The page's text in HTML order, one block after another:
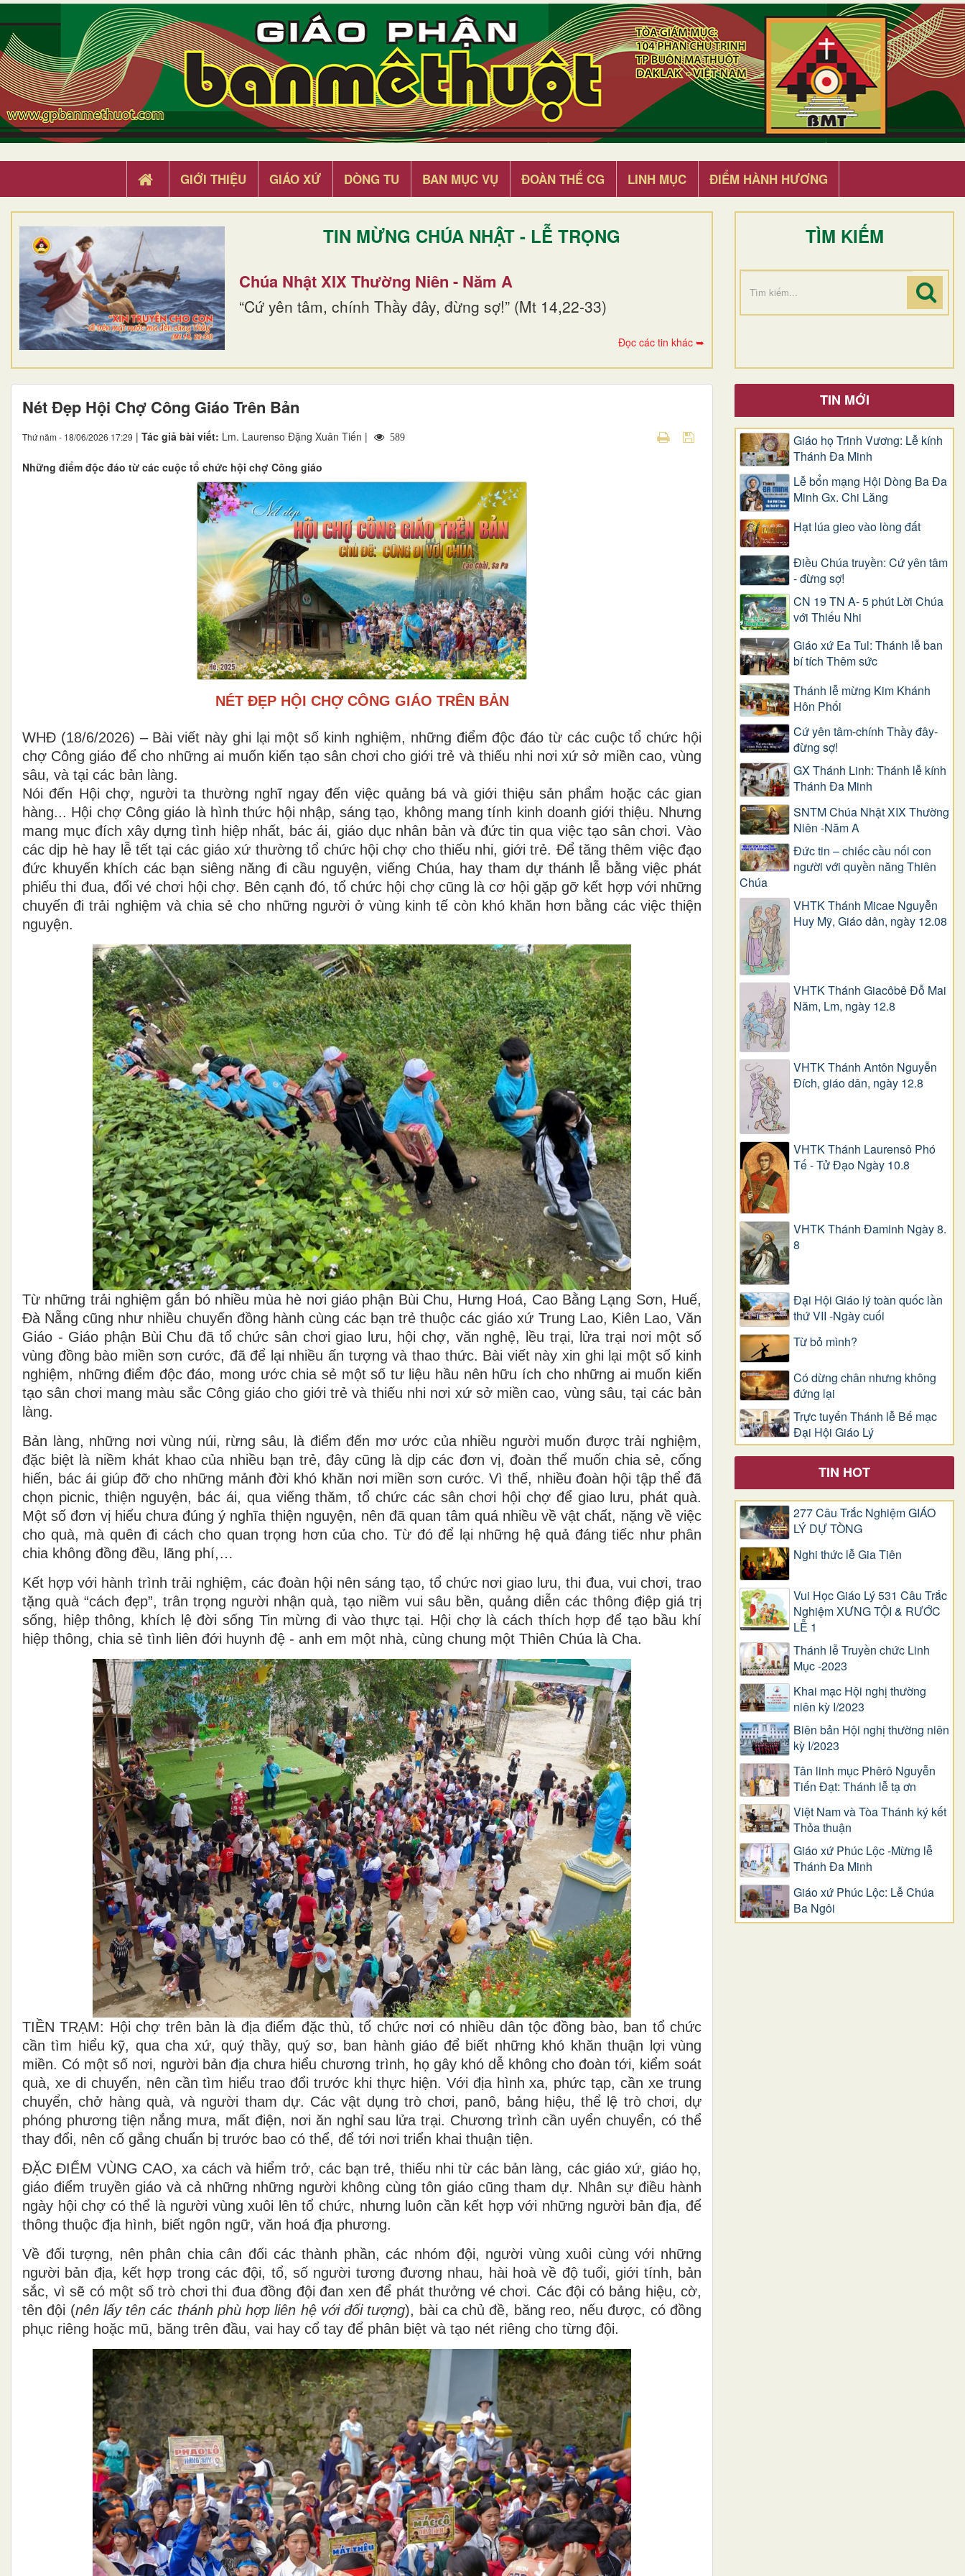
GIỚI THIỆU GIÁO XỨ DÒNG TU BAN MỤC VỤ ĐOÀN THỂ CG LINH MỤC ĐIỂM HÀNH HƯƠNG
TIN MỪNG CHÚA NHẬT - LỄ TRỌNG
Chúa Nhật XIX Thường Niên - Năm A
“Cứ yên tâm, chính Thầy đây, đừng sợ!” (Mt 14,22-33)
Đọc các tin khác ➥
TÌM KIẾM
Nét Đẹp Hội Chợ Công Giáo Trên Bản
Thứ năm - 18/06/2026 17:29 | Tác giả bài viết: Lm. Laurenso Đặng Xuân Tiến | 589
Những điểm độc đáo từ các cuộc tổ chức hội chợ Công giáo
NÉT ĐẸP HỘI CHỢ CÔNG GIÁO TRÊN BẢN
WHĐ (18/6/2026) – Bài viết này ghi lại một số kinh nghiệm, những điểm độc đáo từ các cuộc tổ chức hội
chợ Công giáo để cho những ai muốn kiến tạo sân chơi cho giới trẻ và thiếu nhi nơi xứ sở miền cao, vùng
sâu, và tại các bản làng.
Nói đến Hội chợ, người ta thường nghĩ ngay đến việc quảng bá và giới thiệu sản phẩm hoặc các gian
hàng... Hội chợ Công giáo là hình thức hội nhập, sáng tạo, không mang tính kinh doanh giới thiệu. Nhưng
mang mục đích xây dựng tình hiệp nhất, bác ái, giáo dục nhân bản và đức tin qua việc tạo sân chơi. Vào
các dịp hè hay lễ tết tại các giáo xứ thường tổ chức hội chợ cho thiếu nhi, giới trẻ. Để tăng thêm việc đạo
đức khuyến khích các bạn siêng năng đi cầu nguyện, viếng Chúa, hay tham dự thánh lễ bằng việc phát
phiếu thi đua, đổi vé chơi hội chợ. Bên cạnh đó, tổ chức hội chợ cũng là cơ hội gặp gỡ kết hợp với những
chuyến đi trải nghiệm và chia sẻ cho những người ở vùng kinh tế còn khó khăn hơn bằng các việc thiện
nguyện.
Từ những trải nghiệm gắn bó nhiều mùa hè nơi giáo phận Bùi Chu, Hưng Hoá, Cao Bằng Lạng Sơn, Huế,
Đà Nẵng cũng như nhiều chuyến đồng hành cùng các bạn trẻ thuộc các giáo xứ Trung Lao, Kiên Lao, Văn
Giáo - Giáo phận Bùi Chu đã tổ chức sân chơi giao lưu, hội chợ, văn nghệ, lều trại, lửa trại nơi một số
vùng đồng bào miền sơn cước, đã để lại nhiều ấn tượng và thao thức. Bài viết này xin ghi lại một số kinh
nghiệm, những điểm độc đáo, mong ước chia sẻ một số tư liệu hầu nên hữu ích cho những ai muốn kiến
tạo sân chơi mang màu sắc Công giáo cho giới trẻ và thiếu nhi nơi xứ sở miền cao, vùng sâu, tại các bản
làng.
Bản làng, những nơi vùng núi, rừng sâu, là điểm đến mơ ước của nhiều người muốn được trải nghiệm,
đặc biệt là niềm khát khao của nhiều bạn trẻ, đây cũng là dịp các đơn vị, đoàn thể muốn chia sẻ, cống
hiến, bác ái giúp đỡ cho những mảnh đời khó khăn nơi miền sơn cước. Vì thế, nhiều đoàn hội tập thể đã
chọn picnic, thiện nguyện, bác ái, qua viếng thăm, tổ chức các sân chơi hội chợ để giao lưu, phát quà.
Một số đơn vị hiểu chưa đúng ý nghĩa thiện nguyện, nên đã quan tâm quá nhiều về vật chất, nặng về việc
cho quà, mà quên đi cách cho quan trọng hơn của cho. Từ đó để lại những hệ quả đáng tiếc như phân
chia không đồng đều, lãng phí,…
Kết hợp với hành trình trải nghiệm, các đoàn hội nên sáng tạo, tổ chức nơi giao lưu, thi đua, vui chơi, trao
tặng quà “cách đẹp”, trân trọng người nhận quà, tạo niềm vui sâu bền, quảng diễn các thông điệp giá trị
sống, hiệp thông, khích lệ đời sống Tin mừng đi vào thực tại. Hội chợ là cách thích hợp để tạo bầu khí
hiệp thông, chia sẻ tình liên đới huynh đệ - anh em một nhà, cùng chung một Thiên Chúa là Cha.
TIỀN TRẠM: Hội chợ trên bản là địa điểm đặc thù, tổ chức nơi có nhiều dân tộc đồng bào, ban tổ chức
cần tìm hiểu kỹ, qua cha xứ, quý thầy, quý sơ, ban hành giáo để biết những khó khăn thuận lợi vùng
miền. Có một số nơi, người bản địa chưa hiểu chương trình, họ gây khó dễ không cho đoàn tới, kiểm soát
quà, xe di chuyển, nên cần tìm hiểu trao đổi trước khi thực hiện. Với địa hình xa, phức tạp, cần xe trung
chuyển, chở hàng quà, và người tham dự. Các vật dụng trò chơi, panô, bảng hiệu, thể lệ trò chơi, dự
phóng phương tiện nắng mưa, mất điện, nơi ăn nghỉ sau lửa trại. Chương trình cần uyển chuyển, có thể
thay đổi, nên cố gắng chuẩn bị trước bao có thể, để tới nơi triển khai thuận tiện.
ĐẶC ĐIỂM VÙNG CAO, xa cách và hiểm trở, các bạn trẻ, thiếu nhi từ các bản làng, các giáo xứ, giáo họ,
giáo điểm truyền giáo và cả những những người không cùng tôn giáo cũng tham dự. Nhân sự điều hành
ngày hội chợ có thể là người vùng xuôi lên tổ chức, nhưng luôn cần kết hợp với những người bản địa, để
thông thuộc địa hình, biết ngôn ngữ, văn hoá địa phương.
Về đối tượng, nên phân chia cân đối các thành phần, các nhóm đội, người vùng xuôi cùng với những
người bản địa, kết hợp trong các đội, tổ, số người tương đương nhau, hài hoà về độ tuổi, giới tính, bản
sắc, vì sẽ có một số trò chơi thi đua đồng đội đan xen để phát thưởng vé chơi. Các đội có bảng hiệu, cờ,
tên đội (nên lấy tên các thánh phù hợp liên hệ với đối tượng), bài ca chủ đề, băng reo, nếu được, có đồng
phục riêng hoặc mũ, băng trên đầu, vai hay cổ tay để phân biệt và tạo nét riêng cho từng đội.
TIN MỚI
Giáo họ Trinh Vương: Lễ kính
Thánh Đa Minh
Lễ bổn mạng Hội Dòng Ba Đa
Minh Gx. Chi Lăng
Hạt lúa gieo vào lòng đất
Điều Chúa truyền: Cứ yên tâm
- đừng sợ!
CN 19 TN A- 5 phút Lời Chúa
với Thiếu Nhi
Giáo xứ Ea Tul: Thánh lễ ban
bí tích Thêm sức
Thánh lễ mừng Kim Khánh
Hôn Phối
Cứ yên tâm-chính Thầy đây-
đừng sợ!
GX Thánh Linh: Thánh lễ kính
Thánh Đa Minh
SNTM Chúa Nhật XIX Thường
Niên -Năm A
Đức tin – chiếc cầu nối con
người với quyền năng Thiên
Chúa
VHTK Thánh Micae Nguyễn
Huy Mỹ, Giáo dân, ngày 12.08
VHTK Thánh Giacôbê Ðỗ Mai
Năm, Lm, ngày 12.8
VHTK Thánh Antôn Nguyễn
Ðích, giáo dân, ngày 12.8
VHTK Thánh Laurensô Phó
Tế - Tử Đạo Ngày 10.8
VHTK Thánh Đaminh Ngày 8.
8
Đại Hội Giáo lý toàn quốc lần
thứ VII -Ngày cuối
Từ bỏ mình?
Có dừng chân nhưng không
đứng lại
Trực tuyến Thánh lễ Bế mạc
Đại Hội Giáo Lý
TIN HOT
277 Câu Trắc Nghiệm GIÁO
LÝ DỰ TÒNG
Nghi thức lễ Gia Tiên
Vui Học Giáo Lý 531 Câu Trắc
Nghiệm XƯNG TỘI & RƯỚC
LỄ 1
Thánh lễ Truyền chức Linh
Mục -2023
Khai mạc Hội nghị thường
niên kỳ I/2023
Biên bản Hội nghị thường niên
kỳ I/2023
Tân linh mục Phêrô Nguyễn
Tiến Đạt: Thánh lễ tạ ơn
Việt Nam và Tòa Thánh ký kết
Thỏa thuận
Giáo xứ Phúc Lộc -Mừng lễ
Thánh Đa Minh
Giáo xứ Phúc Lộc: Lễ Chúa
Ba Ngôi